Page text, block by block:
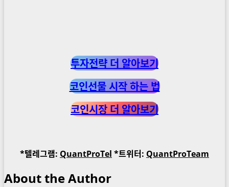
투자전략 더 알아보기
코인선물 시작 하는 법
코인시장 더 알아보기
*텔레그램: QuantProTel *트위터: QuantProTeam
About the Author